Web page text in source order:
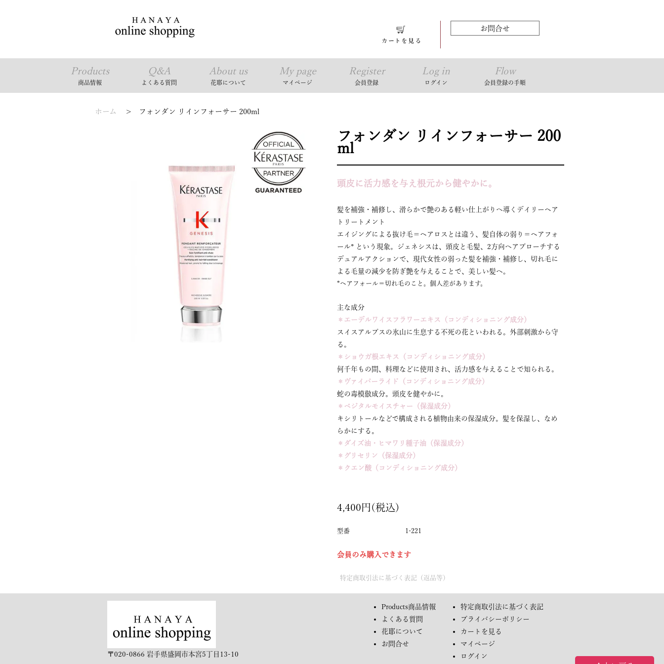
お問合せ
Products
商品情報
Q&A
よくある質問
About us
花耶について
My page
マイページ
Register
会員登録
Log in
ログイン
Flow
会員登録の⼿順
ホーム > フォンダン リインフォーサー 200ml
フォンダン リインフォーサー 200
ml
頭皮に活力感を与え根元から健やかに。
髪を補強・補修し、滑らかで艶のある軽い仕上がりへ導くデイリーヘア
トリートメント
エイジングによる抜け毛＝ヘアロスとは違う、髪自体の弱り＝ヘアフォ
ール* という現象。ジェネシスは、頭皮と毛髪、2方向へアプローチする
デュアルアクションで、現代女性の弱った髪を補強・補修し、切れ毛に
よる毛量の減少を防ぎ艶を与えることで、美しい髪へ。
*ヘアフォール＝切れ毛のこと。個人差があります。
主な成分
＊エーデルワイスフラワーエキス（コンディショニング成分）
スイスアルプスの氷山に生息する不死の花といわれる。外部刺激から守
る。
＊ショウガ根エキス（コンディショニング成分）
何千年もの間、料理などに使用され、活力感を与えることで知られる。
＊ヴァイパーライド（コンディショニング成分）
蛇の毒模倣成分。頭皮を健やかに。
＊ベジタルモイスチャー（保湿成分）
キシリトールなどで構成される植物由来の保湿成分。髪を保湿し、なめ
らかにする。
＊ダイズ油・ヒマワリ種子油（保湿成分）
＊グリセリン（保湿成分）
＊クエン酸（コンディショニング成分）
4,400円(税込)
型番 1-221
会員のみ購入できます
特定商取引法に基づく表記（返品等）
〒020-0866 岩手県盛岡市本宮5丁目13-10
Products商品情報
よくある質問
花耶について
お問合せ
特定商取引法に基づく表記
プライバシーポリシー
カートを見る
マイページ
ログイン